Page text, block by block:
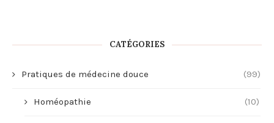
CATÉGORIES
Pratiques de médecine douce (99)
Homéopathie (10)